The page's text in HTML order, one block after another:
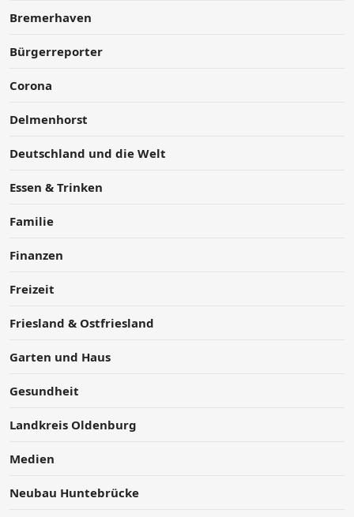
Bremerhaven
Bürgerreporter
Corona
Delmenhorst
Deutschland und die Welt
Essen & Trinken
Familie
Finanzen
Freizeit
Friesland & Ostfriesland
Garten und Haus
Gesundheit
Landkreis Oldenburg
Medien
Neubau Huntebrücke